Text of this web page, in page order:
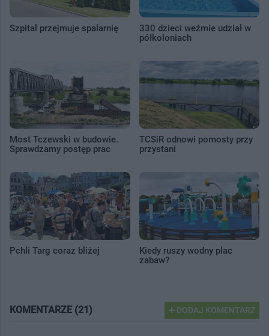
Szpital przejmuje spalarnię
330 dzieci weźmie udział w
półkoloniach
Most Tczewski w budowie.
Sprawdzamy postęp prac
TCSiR odnowi pomosty przy
przystani
Pchli Targ coraz bliżej
Kiedy ruszy wodny plac
zabaw?
KOMENTARZE (21) DODAJ KOMENTARZ